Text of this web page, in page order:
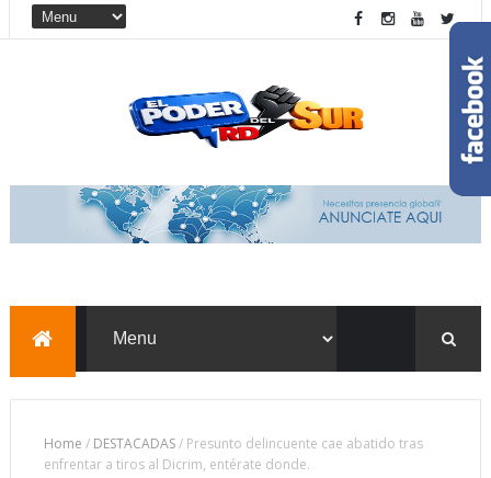
Home / DESTACADAS/ Presunto delincuente cae abatido tras
enfrentar a tiros al Dicrim, entérate donde.